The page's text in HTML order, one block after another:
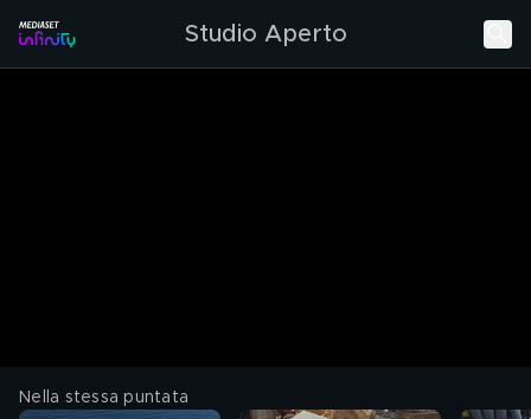
Studio Aperto
Nella stessa puntata